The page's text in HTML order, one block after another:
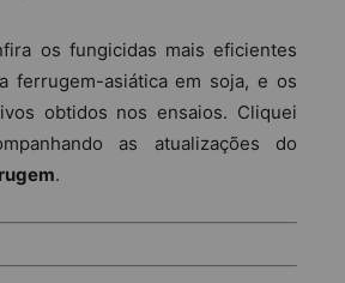
os fungicidas mais eficientes
ferrugem-asiática em soja, e os
obtidos nos ensaios. Cliquei
as atualizações do
.